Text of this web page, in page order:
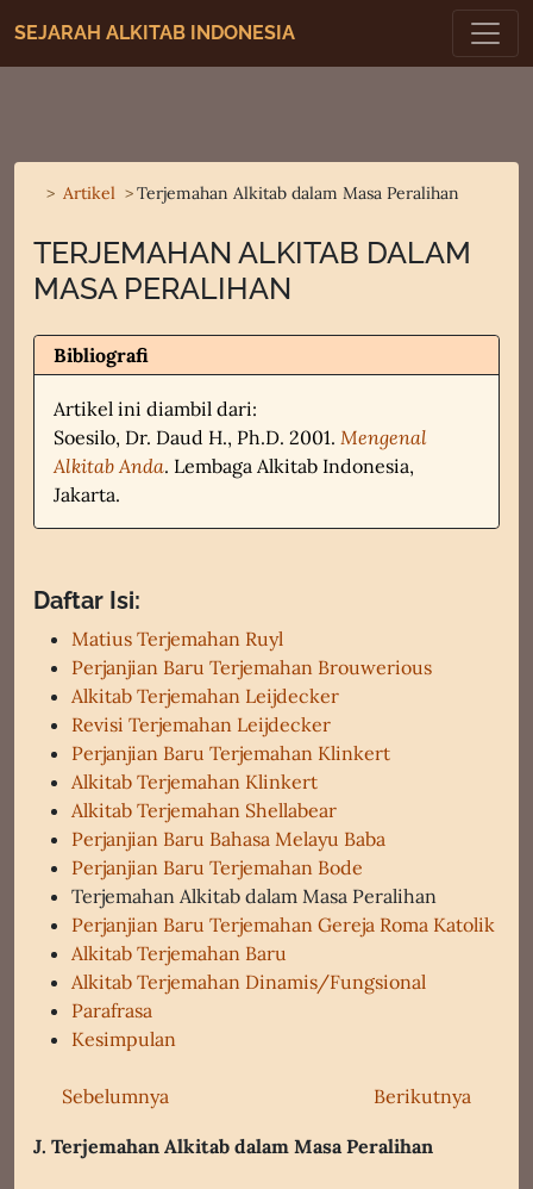
SEJARAH ALKITAB INDONESIA
Artikel Terjemahan Alkitab dalam Masa Peralihan
TERJEMAHAN ALKITAB DALAM
MASA PERALIHAN
Bibliografi
Artikel ini diambil dari:
Soesilo, Dr. Daud H., Ph.D. 2001. Mengenal
Alkitab Anda. Lembaga Alkitab Indonesia,
Jakarta.
Daftar Isi:
Matius Terjemahan Ruyl
Perjanjian Baru Terjemahan Brouwerious
Alkitab Terjemahan Leijdecker
Revisi Terjemahan Leijdecker
Perjanjian Baru Terjemahan Klinkert
Alkitab Terjemahan Klinkert
Alkitab Terjemahan Shellabear
Perjanjian Baru Bahasa Melayu Baba
Perjanjian Baru Terjemahan Bode
Terjemahan Alkitab dalam Masa Peralihan
Perjanjian Baru Terjemahan Gereja Roma Katolik
Alkitab Terjemahan Baru
Alkitab Terjemahan Dinamis/Fungsional
Parafrasa
Kesimpulan
Sebelumnya Berikutnya
J. Terjemahan Alkitab dalam Masa Peralihan